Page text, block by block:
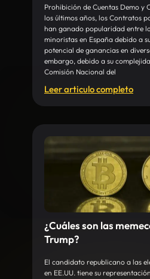
Prohibición de Cuentas Demo y
los últimos años, los Contratos
han ganado popularidad entre
minoristas en España debido a
potencial de ganancias en
embargo, debido a su
Comisión Nacional del
Leer articulo completo
¿Cuáles son las
Trump?
El candidato republicano a las
en EE.UU. tiene su